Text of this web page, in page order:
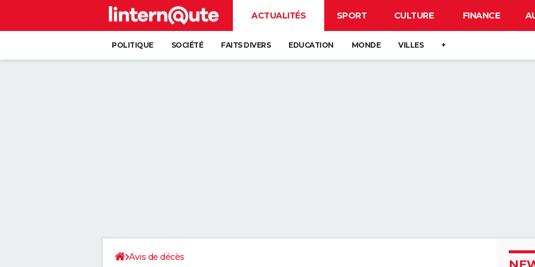
ACTUALITÉS SPORT CULTURE FINANCE
POLITIQUE SOCIÉTÉ FAITS DIVERS EDUCATION MONDE VILLES +
Avis de décès